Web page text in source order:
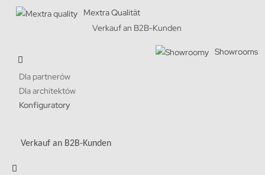
Mextra Qualität
Verkauf an B2B-Kunden
Showrooms
Dla partnerów
Dla architektów
Konfiguratory
Verkauf an B2B-Kunden